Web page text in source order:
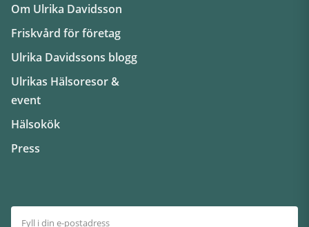
Om Ulrika Davidsson
Friskvård för företag
Ulrika Davidssons blogg
Ulrikas Hälsoresor &
event
Hälsokök
Press